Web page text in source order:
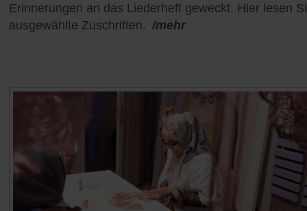
Erinnerungen an das Liederheft geweckt. Hier lesen
ausgewählte Zuschriften. /mehr